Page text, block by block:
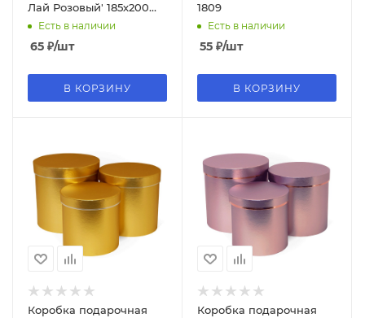
Лай Розовый' 185х200
мм., цилиндр (Серия
3в1), 3989
Есть в наличии
65 ₽/шт
В КОРЗИНУ
1809
Есть в наличии
55 ₽/шт
В КОРЗИНУ
Коробка подарочная
Коробка подарочная